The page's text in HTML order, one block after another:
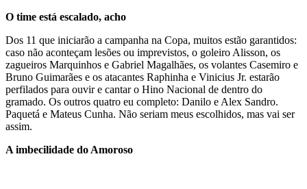
O time está escalado, acho
Dos 11 que iniciarão a campanha na Copa, muitos estão garantidos:
caso não aconteçam lesões ou imprevistos, o goleiro Alisson, os
zagueiros Marquinhos e Gabriel Magalhães, os volantes Casemiro e
Bruno Guimarães e os atacantes Raphinha e Vinicius Jr. estarão
perfilados para ouvir e cantar o Hino Nacional de dentro do
gramado. Os outros quatro eu completo: Danilo e Alex Sandro.
Paquetá e Mateus Cunha. Não seriam meus escolhidos, mas vai ser
assim.
A imbecilidade do Amoroso